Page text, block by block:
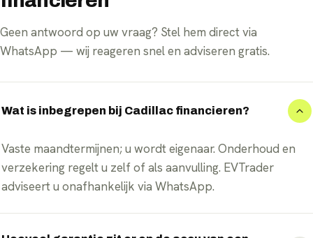
Geen antwoord op uw vraag? Stel hem direct via
WhatsApp — wij reageren snel en adviseren gratis.
Wat is inbegrepen bij Cadillac financieren?
Vaste maandtermijnen; u wordt eigenaar. Onderhoud en
verzekering regelt u zelf of als aanvulling. EVTrader
adviseert u onafhankelijk via WhatsApp.